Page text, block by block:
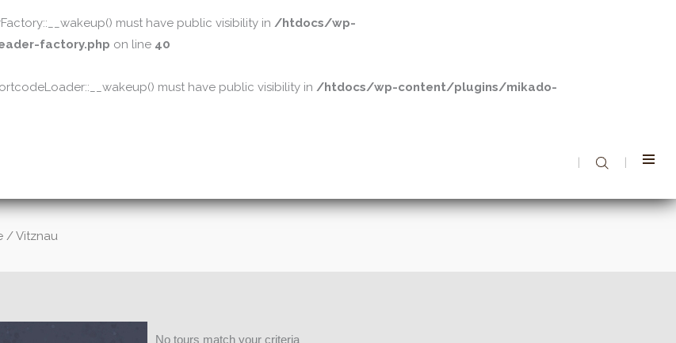
must have public visibility in /htdocs/wp-
factory.php on line 40
must have public visibility in /htdocs/wp-content/plugins/mikado-
| |
/ Vitznau
No tours match your criteria